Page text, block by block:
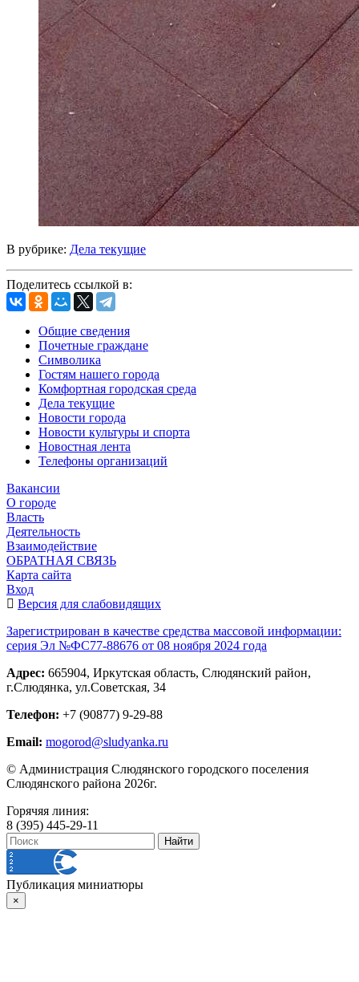
В рубрике: Дела текущие
Поделитесь ссылкой в:
Общие сведения
Почетные граждане
Символика
Гостям нашего города
Комфортная городская среда
Дела текущие
Новости города
Новости культуры и спорта
Новостная лента
Телефоны организаций
Вакансии
О городе
Власть
Деятельность
Взаимодействие
ОБРАТНАЯ СВЯЗЬ
Карта сайта
Вход
Версия для слабовидящих
Зарегистрирован в качестве средства массовой информации:
серия Эл №ФС77-88676 от 08 ноября 2024 года
Адрес: 665904, Иркутская область, Слюдянский район,
г.Слюдянка, ул.Советская, 34
Телефон: +7 (90877) 9-29-88
Email: mogorod@sludyanka.ru
© Администрация Слюдянского городского поселения
Слюдянского района 2026г.
Горячяя линия:
8 (395) 445-29-11
Публикация миниатюры
×